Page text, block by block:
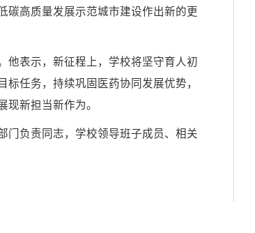
碳高质量发展示范城市建设作出新的更
他表示，新征程上，学校将坚守育人初
任务，持续巩固医药协同发展优势，
现新担当新作为。
门负责同志，学校领导班子成员、相关